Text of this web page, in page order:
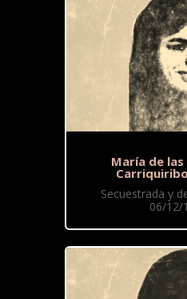
María de
Secuestrada y
06/12/